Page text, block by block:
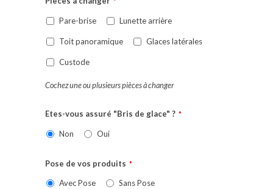
Pare-brise Lunette arrière
Toit panoramique Glaces latérales
Custode
Cochez une ou plusieurs pièces à changer
Etes-vous assuré "Bris de glace" ? *
Non Oui
Pose de vos produits *
Avec Pose Sans Pose